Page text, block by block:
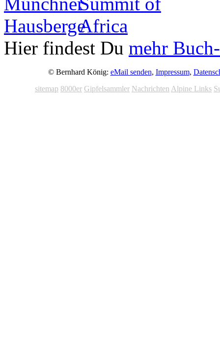
Hier findest Du mehr
© Bernhard König: eMail senden, Impressum,
sitemap 8000er Gipfelsammler Nachrichten Alpine Links